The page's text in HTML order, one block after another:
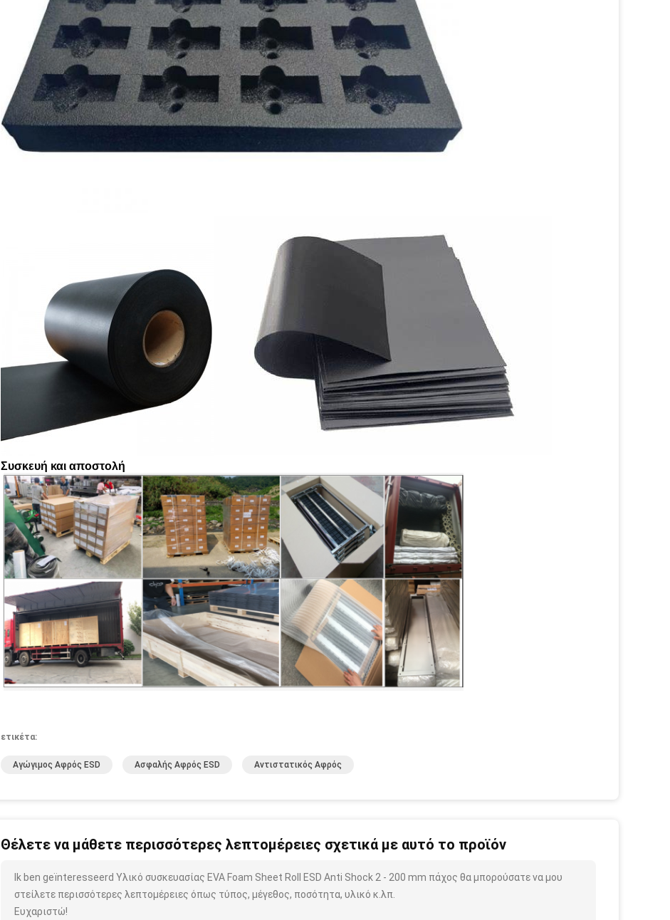
Συσκευή και αποστολή
ετικέτα:
Αγώγιμος Αφρός ESD Ασφαλής Αφρός ESD Αντιστατικός Αφρός
Θέλετε να μάθετε περισσότερες λεπτομέρειες σχετικά με αυτό το προϊόν
Ik ben geïnteresseerd Υλικό συσκευασίας EVA Foam Sheet Roll ESD Anti Shock 2 - 200 mm πάχος θα μπορούσατε να μου
στείλετε περισσότερες λεπτομέρειες όπως τύπος, μέγεθος, ποσότητα, υλικό κ.λπ.
Ευχαριστώ!